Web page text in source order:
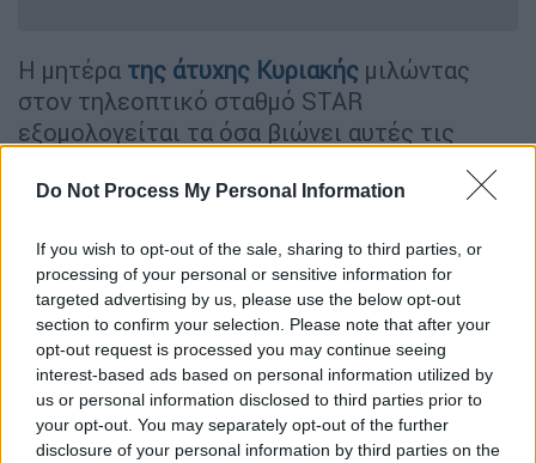
Do Not Process My Personal Information
If you wish to opt-out of the sale, sharing to third parties, or
processing of your personal or sensitive information for
targeted advertising by us, please use the below opt-out
section to confirm your selection. Please note that after your
opt-out request is processed you may continue seeing
interest-based ads based on personal information utilized by
us or personal information disclosed to third parties prior to
your opt-out. You may separately opt-out of the further
disclosure of your personal information by third parties on the
Η μητέρα της άτυχης Κυριακής μιλώντας
στον τηλεοπτικό σταθμό STAR
εξομολογείται τα όσα βιώνει αυτές τις
δύσκολες στιγμές ενώ θέλησε να στείλει
ένα μήνυμα σε όλες τις γυναίκες που
τους συντρόφους τους.
«Γιατί οι άνδρες μπορούν να μας αλλάζουν
σαν τα πουκάμισα κι όταν εμείς λέμε “όχι” να
βρισκόμαστε βιασμένες, χτυπημένες,
σκοτωμένες;», αναρωτήθηκε, ξεσπώντας σε
λυγμούς.